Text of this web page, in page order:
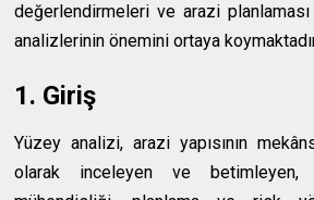
değerlendirmeleri ve arazi
analizlerinin önemini ortaya
1. Giriş
Yüzey analizi, arazi yapısının
olarak inceleyen ve betimleyen,